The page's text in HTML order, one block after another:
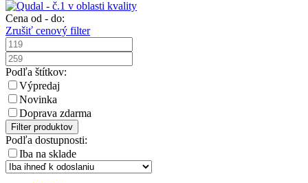
Cena od - do:
Zrušiť cenový filter
Podľa štítkov:
Výpredaj
Novinka
Doprava zdarma
Filter produktov
Podľa dostupnosti:
Iba na sklade